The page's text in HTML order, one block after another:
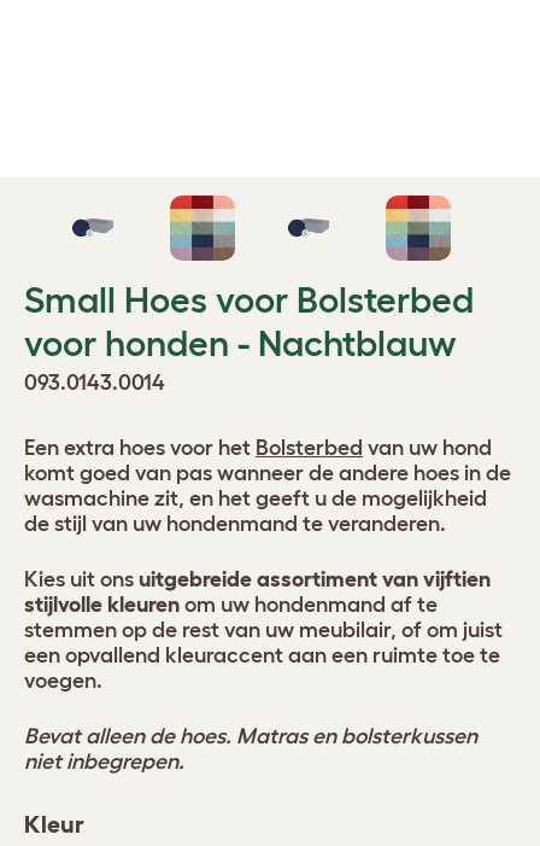
Small Hoes voor Bolsterbed
voor honden - Nachtblauw
093.0143.0014
Kleur
Een extra hoes voor het Bolsterbed van uw hond
komt goed van pas wanneer de andere hoes in de
wasmachine zit, en het geeft u de mogelijkheid
de stijl van uw hondenmand te veranderen.
Kies uit ons uitgebreide assortiment van vijftien
stijlvolle kleuren om uw hondenmand af te
stemmen op de rest van uw meubilair, of om juist
een opvallend kleuraccent aan een ruimte toe te
voegen.
Bevat alleen de hoes. Matras en bolsterkussen
niet inbegrepen.